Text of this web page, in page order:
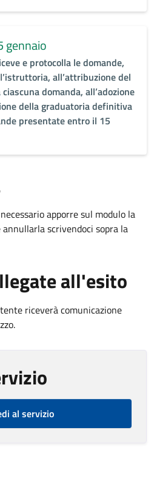
gennaio
e protocolla le domande,
all’attribuzione del
domanda, all’adozione
della graduatoria definitiva
presentate entro il 15
apporre sul modulo la
scrivendoci sopra la
all'esito
riceverà comunicazione
al servizio